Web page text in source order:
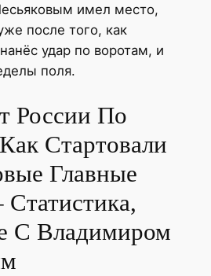
имел место,
после того, как
удар по воротам, и
поля.
России По
Стартовали
Главные
С Владимиром